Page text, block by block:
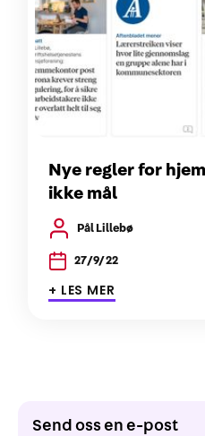
Nye regler for
ikke mål
Pål Lillebø
27/9/22
+ LES MER
Send oss en e-post